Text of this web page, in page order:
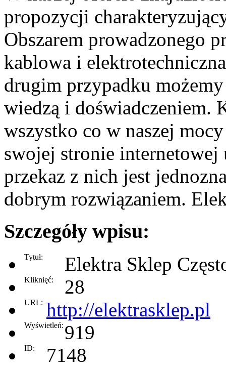
propozycji
Obszarem prowadzonego
kablowa i
drugim przypadku
wiedzą i doświadczeniem.
wszystko co w naszej
swojej stronie
przekaz z nich jest
dobrym rozwiązaniem.
Szczegóły wpisu:
Tytuł: Elektra Sklep
Kliknięć: 28
URL: http://elektrasklep.pl
Wyświetleń: 919
ID: 7148